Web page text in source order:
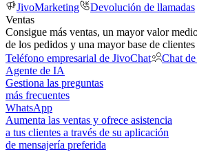
JivoMarketing
Devolución de llamadas
Ventas
Consigue más ventas, un mayor valor
de los pedidos y una mayor base de clientes
Teléfono empresarial de JivoChat
Chat
Agente de IA
Gestiona las preguntas
más frecuentes
WhatsApp
Aumenta las ventas y ofrece asistencia
a tus clientes a través de su aplicación
de mensajería preferida